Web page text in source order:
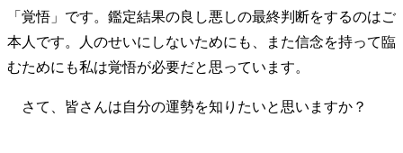
「覚悟」です。鑑定結果の良し悪しの最終判断をするのはご
本人です。人のせいにしないためにも、また信念を持って臨
むためにも私は覚悟が必要だと思っています。
さて、皆さんは自分の運勢を知りたいと思いますか？